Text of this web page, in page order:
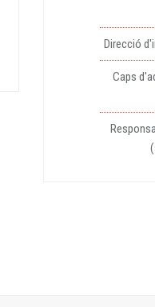
Direcció
Caps